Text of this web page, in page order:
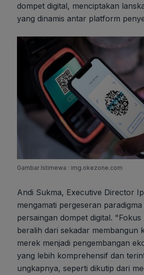
dompet digital, menciptakan
yang dinamis antar platform
Gambar Istimewa : img.okezone.com
Andi Sukma, Executive Director
mengamati pergeseran
persaingan dompet digital. "Fokus
beralih dari sekadar membangun
merek menjadi pengembangan
yang lebih komprehensif dan
ungkapnya, seperti dikutip dari